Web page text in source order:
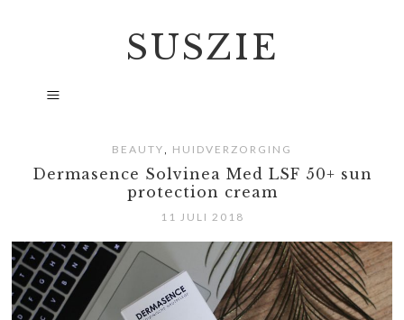
SUSZIE
BEAUTY , HUIDVERZORGING
Dermasence Solvinea Med LSF 50+ sun
protection cream
11 JULI 2018